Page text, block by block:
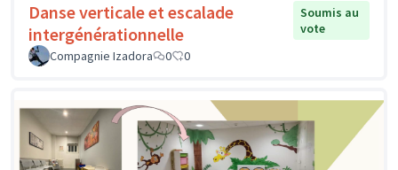
Danse verticale et escalade
intergénérationnelle
Soumis au
vote
Compagnie Izadora
0 0